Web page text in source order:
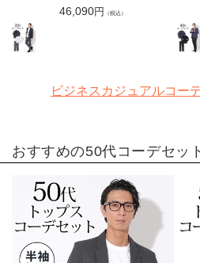
通
46,090円 （税込）
ビジネスカジュアルコー
おすすめの50代コーデセッ